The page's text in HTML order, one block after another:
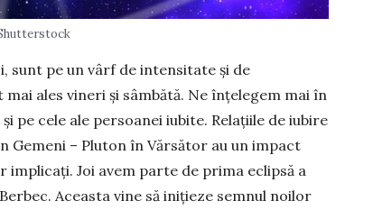
sunt pe un vârf de intensitate și de
ales vineri și sâmbătă. Ne înțelegem mai în
cele ale persoanei iubite. Relațiile de iubire
Gemeni – Pluton în Vărsător au un impact
Joi avem parte de prima eclipsă a
Aceasta vine să ini­țieze semnul noilor